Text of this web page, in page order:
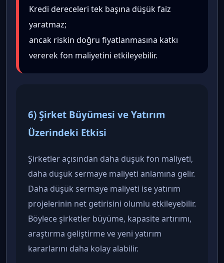
Kredi dereceleri tek başına düşük faiz
yaratmaz;
ancak riskin doğru fiyatlanmasına katkı
vererek fon maliyetini etkileyebilir.
6) Şirket Büyümesi ve Yatırım
Üzerindeki Etkisi
Şirketler açısından daha düşük fon maliyeti,
daha düşük sermaye maliyeti anlamına gelir.
Daha düşük sermaye maliyeti ise yatırım
projelerinin net getirisini olumlu etkileyebilir.
Böylece şirketler büyüme, kapasite artırımı,
araştırma geliştirme ve yeni yatırım
kararlarını daha kolay alabilir.